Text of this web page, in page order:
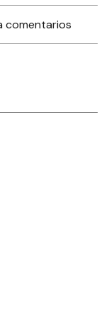
comentarios